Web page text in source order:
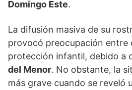
Domingo Este.
La difusión masiva de su
provocó preocupación entre
protección infantil, debido a
del Menor. No obstante, la
más grave cuando se reveló